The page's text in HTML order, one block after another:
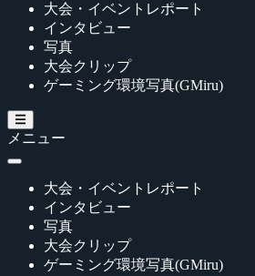
大会・イベントレポート
インタビュー
写真
大会クリップ
ゲーミング環境写真(GMiru)
メニュー
大会・イベントレポート
インタビュー
写真
大会クリップ
ゲーミング環境写真(GMiru)